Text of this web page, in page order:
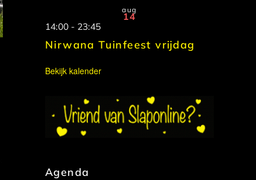
aug
14
14:00 - 23:45
Nirwana Tuinfeest vrijdag
Bekijk kalender
Agenda